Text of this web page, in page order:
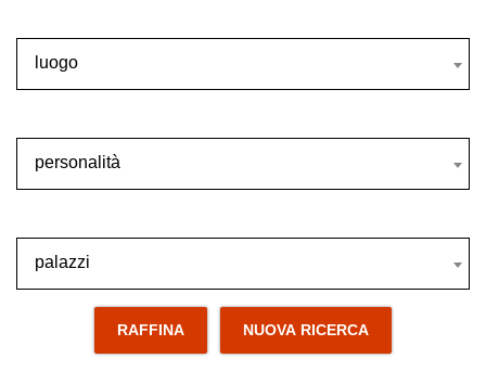
luogo
personalità
palazzi
RAFFINA NUOVA RICERCA